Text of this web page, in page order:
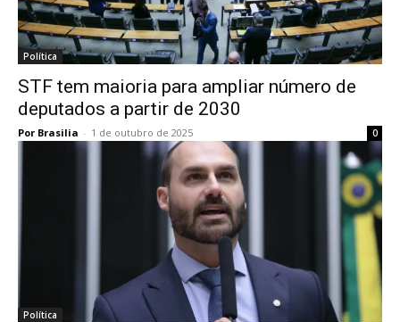
Política
STF tem maioria para ampliar número de
deputados a partir de 2030
Por Brasilia - 1 de outubro de 2025 0
Política